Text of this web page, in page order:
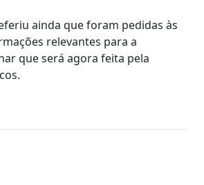
ainda que foram pedidas às
relevantes para a
que será agora feita pela